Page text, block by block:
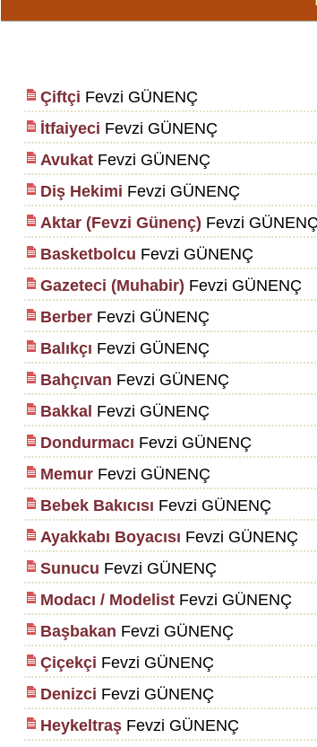
Çiftçi Fevzi GÜNENÇ
İtfaiyeci Fevzi GÜNENÇ
AvukatFevzi GÜNENÇ
Diş Hekimi Fevzi GÜNENÇ
Aktar (Fevzi Günenç) Fevzi GÜNENÇ
Basketbolcu Fevzi GÜNENÇ
Gazeteci (Muhabir) Fevzi GÜNENÇ
BerberFevzi GÜNENÇ
Balıkçı Fevzi GÜNENÇ
Bahçıvan Fevzi GÜNENÇ
Bakkal Fevzi GÜNENÇ
Dondurmacı Fevzi GÜNENÇ
MemurFevzi GÜNENÇ
Bebek Bakıcısı Fevzi GÜNENÇ
Ayakkabı Boyacısı Fevzi GÜNENÇ
Sunucu Fevzi GÜNENÇ
Modacı / ModelistFevzi GÜNENÇ
Başbakan Fevzi GÜNENÇ
Çiçekçi Fevzi GÜNENÇ
Denizci Fevzi GÜNENÇ
HeykeltraşFevzi GÜNENÇ